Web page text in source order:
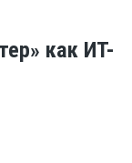
как ИТ-